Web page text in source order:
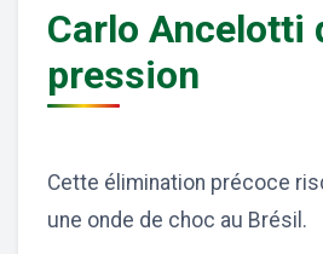
Carlo Ancelotti
pression
Cette élimination précoce
une onde de choc au Brésil.